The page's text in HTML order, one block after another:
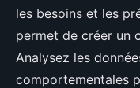
les besoins et les
permet de créer un
Analysez les
comportementales